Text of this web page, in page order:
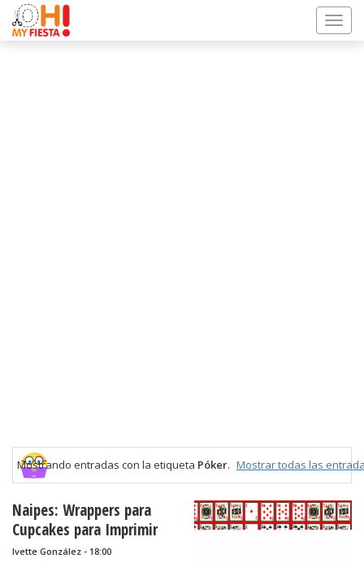
Mostrando entradas con la etiqueta Póker. Mostrar todas las
Naipes: Wrappers para
Cupcakes para Imprimir
Gratis.
Ivette González - 18:00